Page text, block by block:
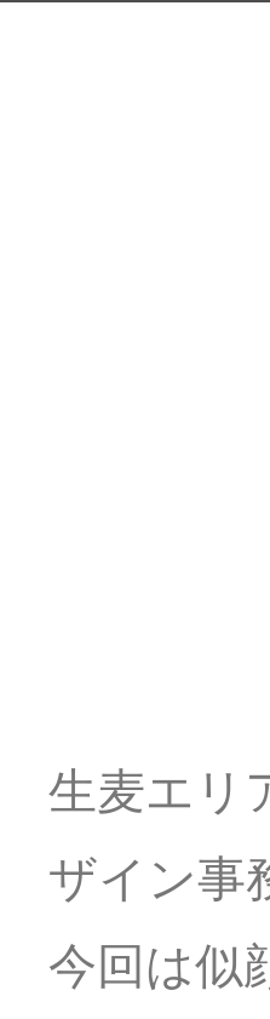
生麦エリ
ザイン事
今回は似